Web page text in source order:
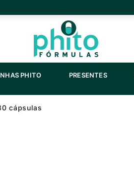
E BELEZA
PHITO ABRIR LINHAS PHITO
PRESENTES
cápsulas